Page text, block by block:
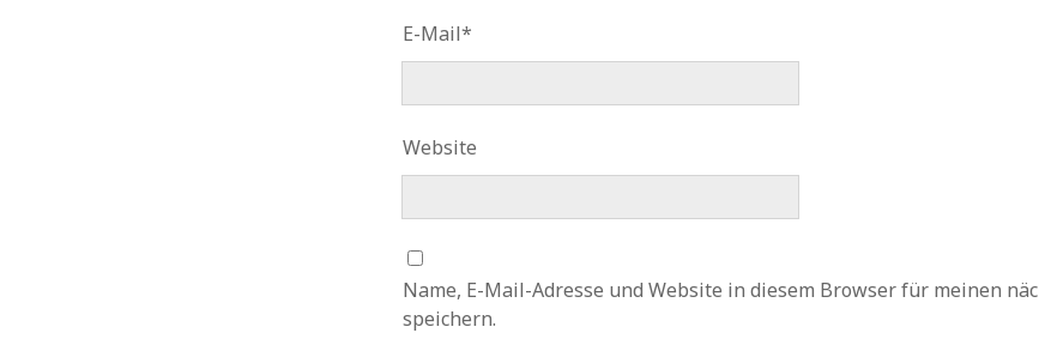
E-Mail*
Website
Name, E-Mail-Adresse und Website in diesem Browser für meinen
speichern.